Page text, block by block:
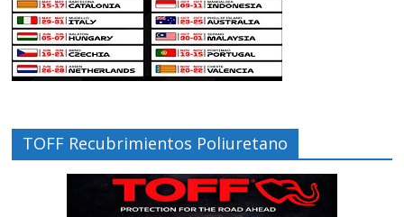
TOFF Recubrimientos Poliuretano